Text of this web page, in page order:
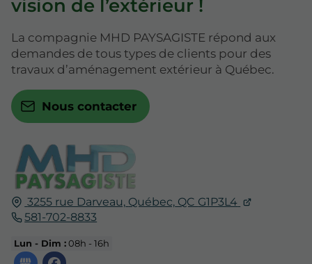
3255 rue Darveau, Québec, QC G1P3L4
581-702-8833
Lun - Dim :08h - 16h
vision de l’extérieur !
La compagnie MHD PAYSAGISTE répond aux
demandes de tous types de clients pour des
travaux d’aménagement extérieur à Québec.
Nous contacter